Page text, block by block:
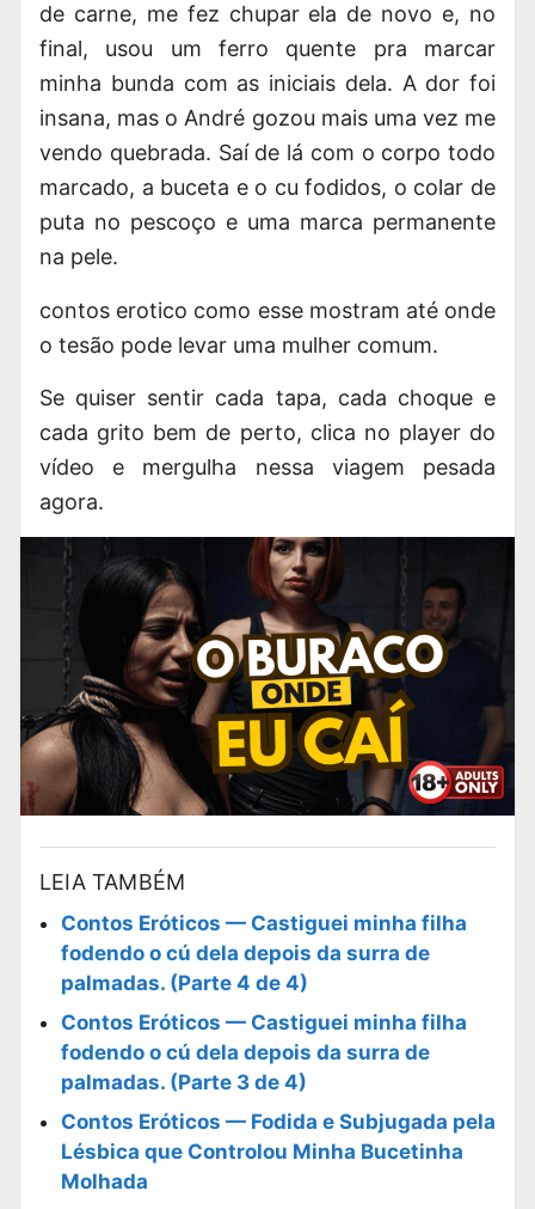
de carne, me fez chupar ela de novo e, no
final, usou um ferro quente pra marcar
minha bunda com as iniciais dela. A dor foi
insana, mas o André gozou mais uma vez me
vendo quebrada. Saí de lá com o corpo todo
marcado, a buceta e o cu fodidos, o colar de
puta no pescoço e uma marca permanente
na pele.
contos erotico como esse mostram até onde
o tesão pode levar uma mulher comum.
Se quiser sentir cada tapa, cada choque e
cada grito bem de perto, clica no player do
vídeo e mergulha nessa viagem pesada
agora.
LEIA TAMBÉM
Contos Eróticos — Castiguei minha filha
fodendo o cú dela depois da surra de
palmadas. (Parte 4 de 4)
Contos Eróticos — Castiguei minha filha
fodendo o cú dela depois da surra de
palmadas. (Parte 3 de 4)
Contos Eróticos — Fodida e Subjugada pela
Lésbica que Controlou Minha Bucetinha
Molhada